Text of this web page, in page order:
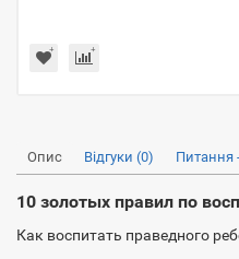
Опис Відгуки (0) Питання
10 золотых правил по
Как воспитать праведного